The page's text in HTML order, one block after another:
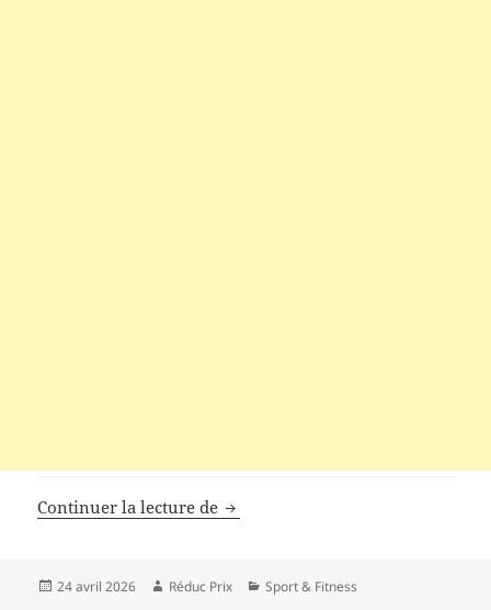
Continuer la lecture de Code de réduction Padel Market
Publié
24 avril 2026 Auteur
Réduc Prix Catégories
Sport & Fitness